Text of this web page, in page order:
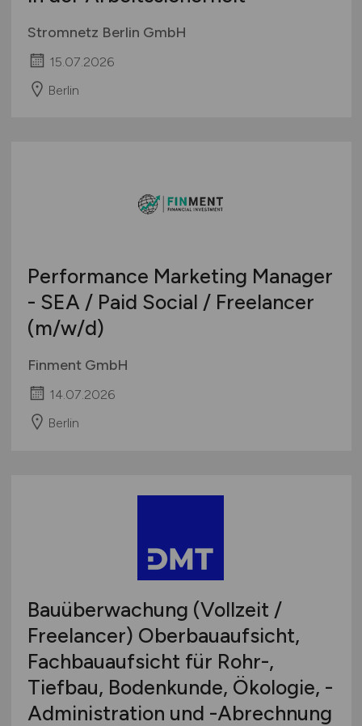
Stromnetz Berlin GmbH
15.07.2026
Berlin
Performance Marketing Manager
- SEA / Paid Social / Freelancer
(m/w/d)
Finment GmbH
14.07.2026
Berlin
Bauüberwachung (Vollzeit /
Freelancer) Oberbauaufsicht,
Fachbauaufsicht für Rohr-,
Tiefbau, Bodenkunde, Ökologie, -
Administration und -Abrechnung